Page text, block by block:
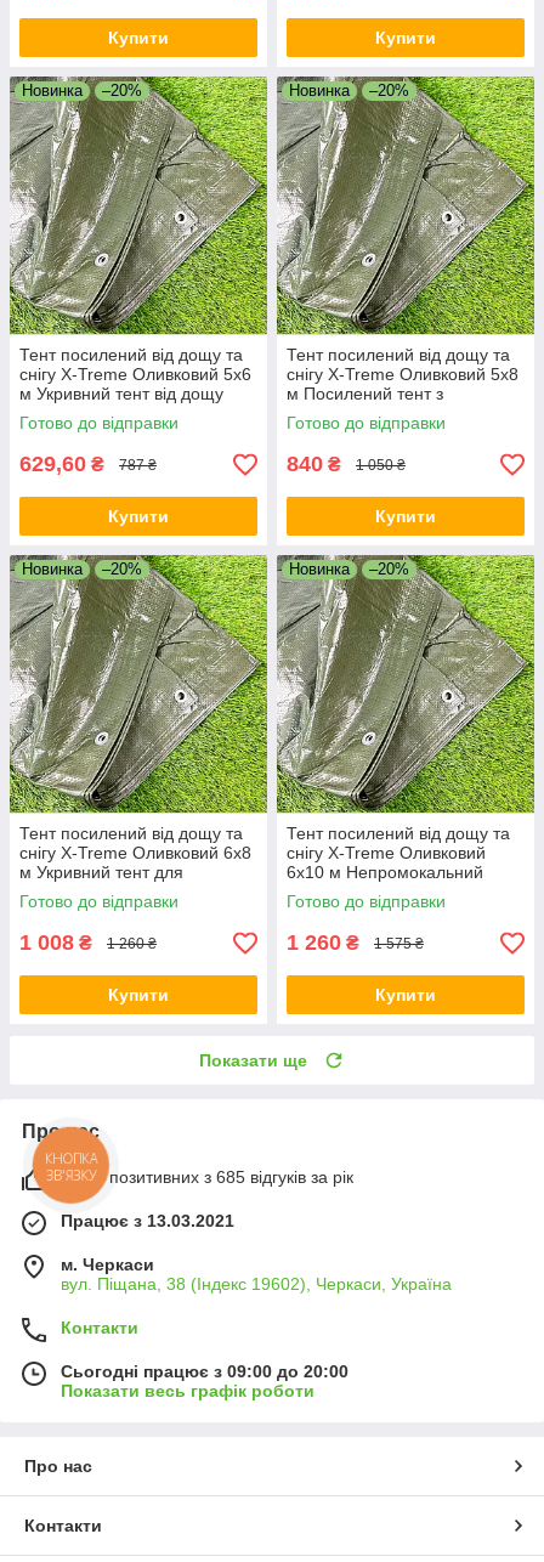
Купити Купити
Новинка –20%
Тент посилений від дощу та
снігу X-Treme Оливковий 5х6
м Укривний тент від дощу
Готово до відправки
629,60 ₴ 787 ₴
Купити
Новинка –20%
Тент посилений від дощу та
снігу X-Treme Оливковий 5х8
м Посилений тент з
люверсами Тент для укриття
авто
Готово до відправки
840 ₴ 1 050 ₴
Купити
Новинка –20%
Тент посилений від дощу та
снігу X-Treme Оливковий 6х8
м Укривний тент для
сільського господарства
Готово до відправки
1 008 ₴ 1 260 ₴
Купити
Новинка –20%
Тент посилений від дощу та
снігу X-Treme Оливковий
6х10 м Непромокальний
посилений тент
Готово до відправки
1 260 ₴ 1 575 ₴
Купити
Показати ще
Про нас
100% позитивних з 685 відгуків за рік
Працює з 13.03.2021
м. Черкаси
вул. Піщана, 38 (Індекс 19602), Черкаси, Україна
Контакти
Сьогодні працює з 09:00 до 20:00
Показати весь графік роботи
Про нас
Контакти
КНОПКА
ЗВ'ЯЗКУ